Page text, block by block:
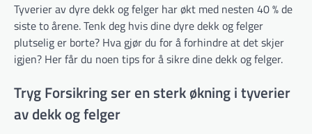
Tyverier av dyre dekk og felger har økt med nesten 40 % de
siste to årene. Tenk deg hvis dine dyre dekk og felger
plutselig er borte? Hva gjør du for å forhindre at det skjer
igjen? Her får du noen tips for å sikre dine dekk og felger.
Tryg Forsikring ser en sterk økning i tyverier
av dekk og felger